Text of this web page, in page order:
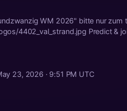
WM 2026" bitte nur zum
4402_val_strand.jpg Predict &
23, 2026 · 9:51 PM UTC